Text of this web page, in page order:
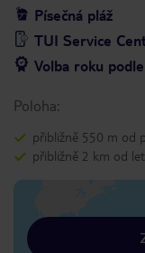
Písečná pláž
TUI Service
Volba roku
Poloha:
přibližně 550 m od
přibližně 2 km od